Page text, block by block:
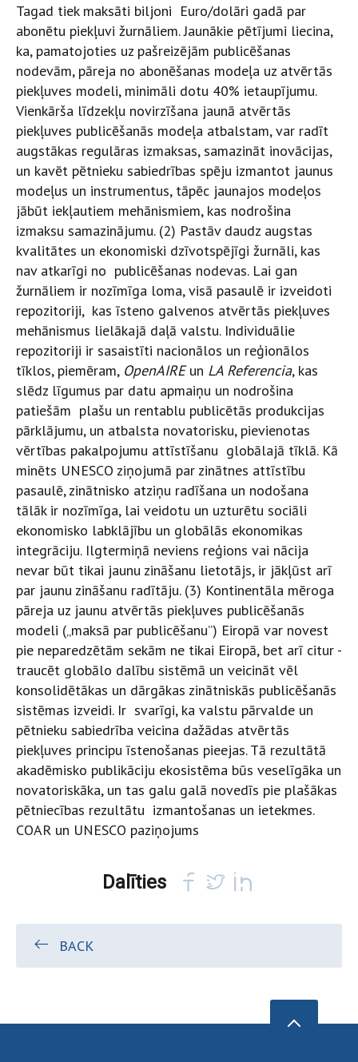
Tagad tiek maksāti biljoni Euro/dolāri gadā par
abonētu piekļuvi žurnāliem. Jaunākie pētījumi liecina,
ka, pamatojoties uz pašreizējām publicēšanas
nodevām, pāreja no abonēšanas modeļa uz atvērtās
piekļuves modeli, minimāli dotu 40% ietaupījumu.
Vienkārša līdzekļu novirzīšana jaunā atvērtās
piekļuves publicēšanās modeļa atbalstam, var radīt
augstākas regulāras izmaksas, samazināt inovācijas,
un kavēt pētnieku sabiedrības spēju izmantot jaunus
modeļus un instrumentus, tāpēc jaunajos modeļos
jābūt iekļautiem mehānismiem, kas nodrošina
izmaksu samazinājumu. (2) Pastāv daudz augstas
kvalitātes un ekonomiski dzīvotspējīgi žurnāli, kas
nav atkarīgi no publicēšanas nodevas. Lai gan
žurnāliem ir nozīmīga loma, visā pasaulē ir izveidoti
repozitoriji, kas īsteno galvenos atvērtās piekļuves
mehānismus lielākajā daļā valstu. Individuālie
repozitoriji ir sasaistīti nacionālos un reģionālos
tīklos, piemēram, OpenAIREun LA Referencia, kas
slēdz līgumus par datu apmaiņu un nodrošina
patiešām plašu un rentablu publicētās produkcijas
pārklājumu, un atbalsta novatorisku, pievienotas
vērtības pakalpojumu attīstīšanu globālajā tīklā. Kā
minēts UNESCO ziņojumā par zinātnes attīstību
pasaulē, zinātnisko atziņu radīšana un nodošana
tālāk ir nozīmīga, lai veidotu un uzturētu sociāli
ekonomisko labklājību un globālās ekonomikas
integrāciju. Ilgtermiņā neviens reģions vai nācija
nevar būt tikai jaunu zināšanu lietotājs, ir jākļūst arī
par jaunu zināšanu radītāju. (3) Kontinentāla mēroga
pāreja uz jaunu atvērtās piekļuves publicēšanās
modeli („maksā par publicēšanu”) Eiropā var novest
pie neparedzētām sekām ne tikai Eiropā, bet arī citur -
traucēt globālo dalību sistēmā un veicināt vēl
konsolidētākas un dārgākas zinātniskās publicēšanās
sistēmas izveidi. Ir svarīgi, ka valstu pārvalde un
pētnieku sabiedrība veicina dažādas atvērtās
piekļuves principu īstenošanas pieejas. Tā rezultātā
akadēmisko publikāciju ekosistēma būs veselīgāka un
novatoriskāka, un tas galu galā novedīs pie plašākas
pētniecības rezultātu izmantošanas un ietekmes.
COAR un UNESCO paziņojums
Dalīties
BACK